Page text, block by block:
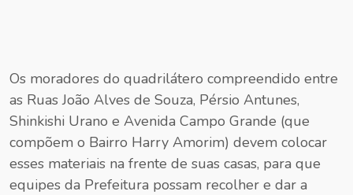
Os moradores do quadrilátero compreendido entre
as Ruas João Alves de Souza, Pérsio Antunes,
Shinkishi Urano e Avenida Campo Grande (que
compõem o Bairro Harry Amorim) devem colocar
esses materiais na frente de suas casas, para que
equipes da Prefeitura possam recolher e dar a